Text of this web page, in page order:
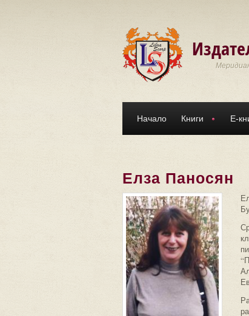
Начало Книги Е-
Елза Паносян